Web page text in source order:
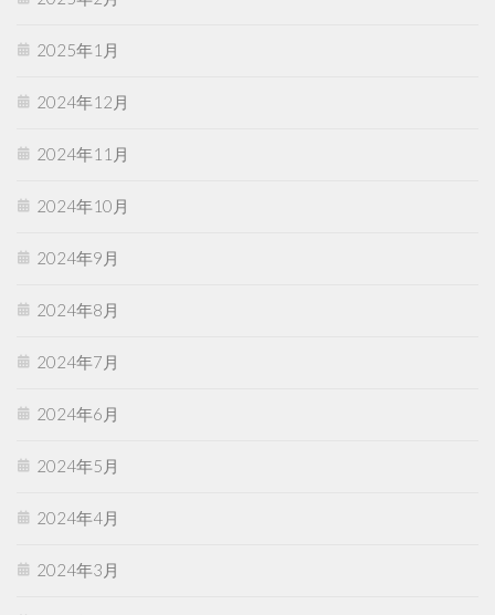
2025年1月
2024年12月
2024年11月
2024年10月
2024年9月
2024年8月
2024年7月
2024年6月
2024年5月
2024年4月
2024年3月